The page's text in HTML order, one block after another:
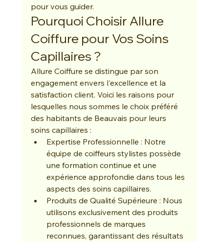
pour vous guider.
Pourquoi Choisir Allure
Coiffure pour Vos Soins
Capillaires ?
Allure Coiffure se distingue par son
engagement envers l'excellence et la
satisfaction client. Voici les raisons pour
lesquelles nous sommes le choix préféré
des habitants de Beauvais pour leurs
soins capillaires :
Expertise Professionnelle : Notre
équipe de coiffeurs stylistes possède
une formation continue et une
expérience approfondie dans tous les
aspects des soins capillaires.
Produits de Qualité Supérieure : Nous
utilisons exclusivement des produits
professionnels de marques
reconnues, garantissant des résultats